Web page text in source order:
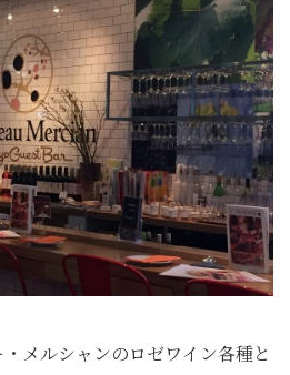
メルシャンのロゼワイン各種と